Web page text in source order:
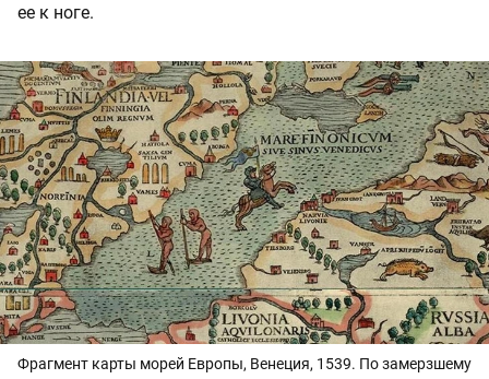
ее к ноге.
Фрагмент карты морей Европы, Венеция, 1539. По замерзшему